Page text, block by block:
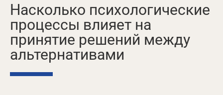
Насколько психологические
процессы влияет на
принятие решений между
альтернативами